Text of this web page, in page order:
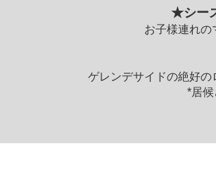
★シー
お子様連れの
ゲレンデサイドの絶好
*居